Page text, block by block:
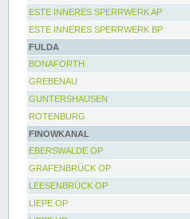
ESTE INNERES SPERRWERK AP
ESTE INNERES SPERRWERK BP
FULDA
BONAFORTH
GREBENAU
GUNTERSHAUSEN
ROTENBURG
FINOWKANAL
EBERSWALDE OP
GRAFENBRÜCK OP
LEESENBRÜCK OP
LIEPE OP